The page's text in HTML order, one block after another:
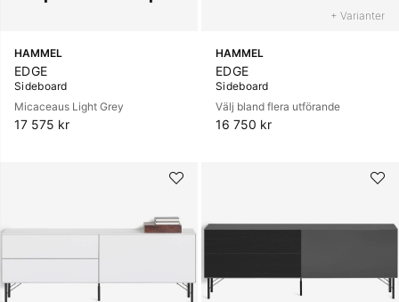
HAMMEL
EDGE
Sideboard
Micaceaus Light Grey
17 575 kr
+ Varianter
HAMMEL
EDGE
Sideboard
Välj bland flera utförande
16 750 kr